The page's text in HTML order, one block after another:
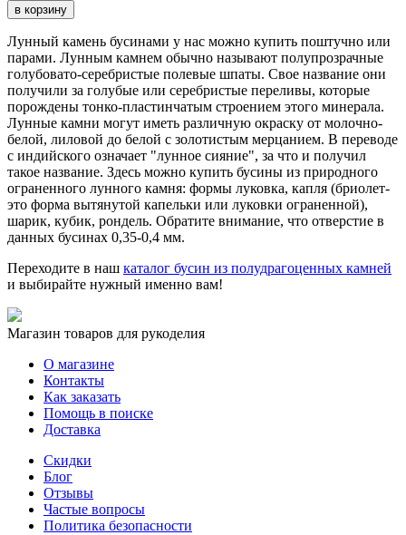
в корзину
Лунный камень бусинами у нас можно купить поштучно или
парами. Лунным камнем обычно называют полупрозрачные
голубовато-серебристые полевые шпаты. Свое название они
получили за голубые или серебристые переливы, которые
порождены тонко-пластинчатым строением этого минерала.
Лунные камни могут иметь различную окраску от молочно-
белой, лиловой до белой с золотистым мерцанием. В переводе
с индийского означает "лунное сияние", за что и получил
такое название. Здесь можно купить бусины из природного
ограненного лунного камня: формы луковка, капля (бриолет-
это форма вытянутой капельки или луковки ограненной),
шарик, кубик, рондель. Обратите внимание, что отверстие в
данных бусинах 0,35-0,4 мм.
Переходите в наш каталог бусин из полудрагоценных камней
и выбирайте нужный именно вам!
Магазин товаров для рукоделия
О магазине
Контакты
Как заказать
Помощь в поиске
Доставка
Скидки
Блог
Отзывы
Частые вопросы
Политика безопасности